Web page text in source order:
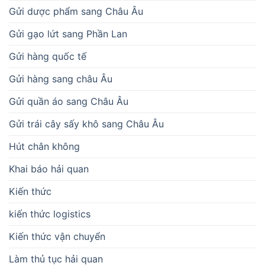
Gửi dược phẩm sang Châu Âu
Gửi gạo lứt sang Phần Lan
Gửi hàng quốc tế
Gửi hàng sang châu Âu
Gửi quần áo sang Châu Âu
Gửi trái cây sấy khô sang Châu Âu
Hút chân không
Khai báo hải quan
Kiến thức
kiến thức logistics
Kiến thức vận chuyển
Làm thủ tục hải quan